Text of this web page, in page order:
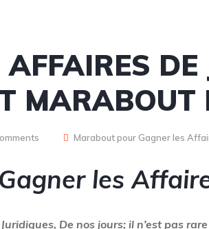
DE
MARABOUT
Marabout pour Gagner les
les
De nos jours; il n’est pas